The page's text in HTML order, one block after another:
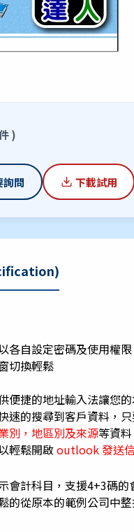
)
詢問 下載試用
各自設定密碼及使用權限
切換輕鬆
便捷的地址輸入法讓您
速的搜尋到客戶資料，
別，地區別及來源等資
輕鬆開啟outlook 發送
會計科目，支援4+3碼的
的從原本的範例公司中